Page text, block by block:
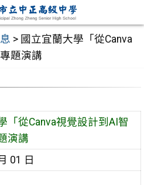
> 國立宜蘭大學「從Canva
題演講
「從Canva視覺設計到AI智
演講
01 日